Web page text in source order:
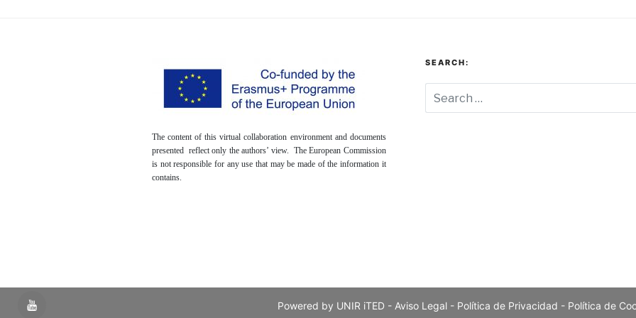
The content of this virtual collaboration environment and documents
presented reflect only the authors’ view. The European Commission
is not responsible for any use that may be made of the information it
contains.
SEARCH:
YouTube Powered by UNIR iTED - Aviso Legal - Política de Privacidad - Política de